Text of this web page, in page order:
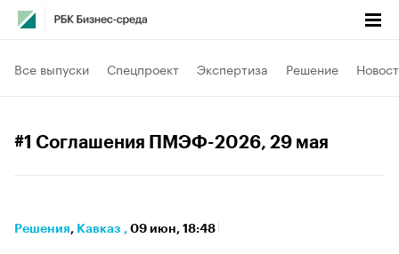
Все выпуски Спецпроект Экспертиза Решение
#1 Соглашения ПМЭФ-2026, 29 мая
Решения⁠, Кавказ , 09 июн, 18:48